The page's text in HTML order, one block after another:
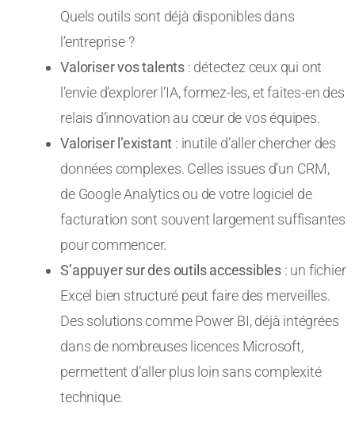
Quels outils sont déjà disponibles dans
l’entreprise ?
Valoriser vos talents : détectez ceux qui ont
l’envie d’explorer l’IA, formez-les, et faites-en des
relais d’innovation au cœur de vos équipes.
Valoriser l’existant : inutile d’aller chercher des
données complexes. Celles issues d’un CRM,
de Google Analytics ou de votre logiciel de
facturation sont souvent largement suffisantes
pour commencer.
S’appuyer sur des outils accessibles : un fichier
Excel bien structuré peut faire des merveilles.
Des solutions comme Power BI, déjà intégrées
dans de nombreuses licences Microsoft,
permettent d’aller plus loin sans complexité
technique.